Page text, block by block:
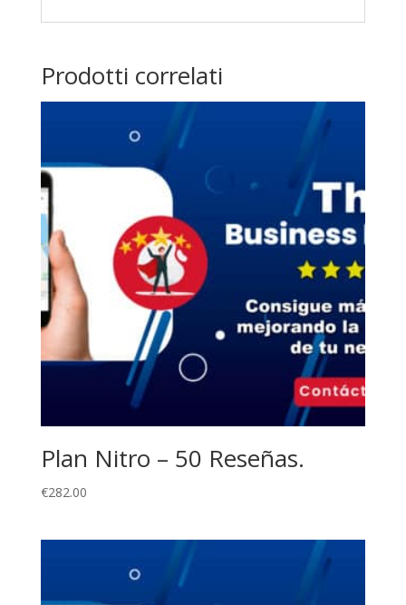
Prodotti correlati
Plan Nitro – 50 Reseñas.
€282.00